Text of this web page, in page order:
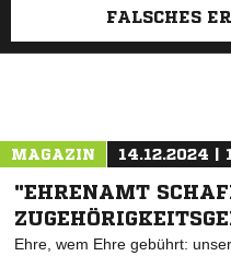
FALSCHES
MAGAZIN 14.12.2024 |
"EHRENAMT
Ehre, wem Ehre gebührt: